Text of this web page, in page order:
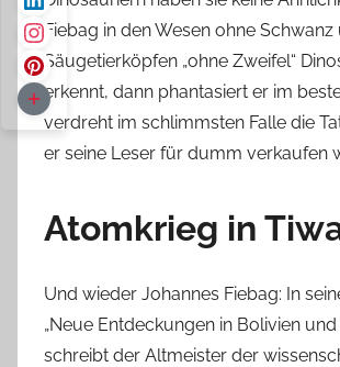
Fiebag in den Wesen ohne
Säugetierköpfen „ohne Zweifel“
erkennt, dann phantasiert er im
verdreht im schlimmsten Falle die
er seine Leser für dumm verkaufen
Atomkrieg in
Und wieder Johannes Fiebag: In
„Neue Entdeckungen in Bolivien und
schreibt der Altmeister der